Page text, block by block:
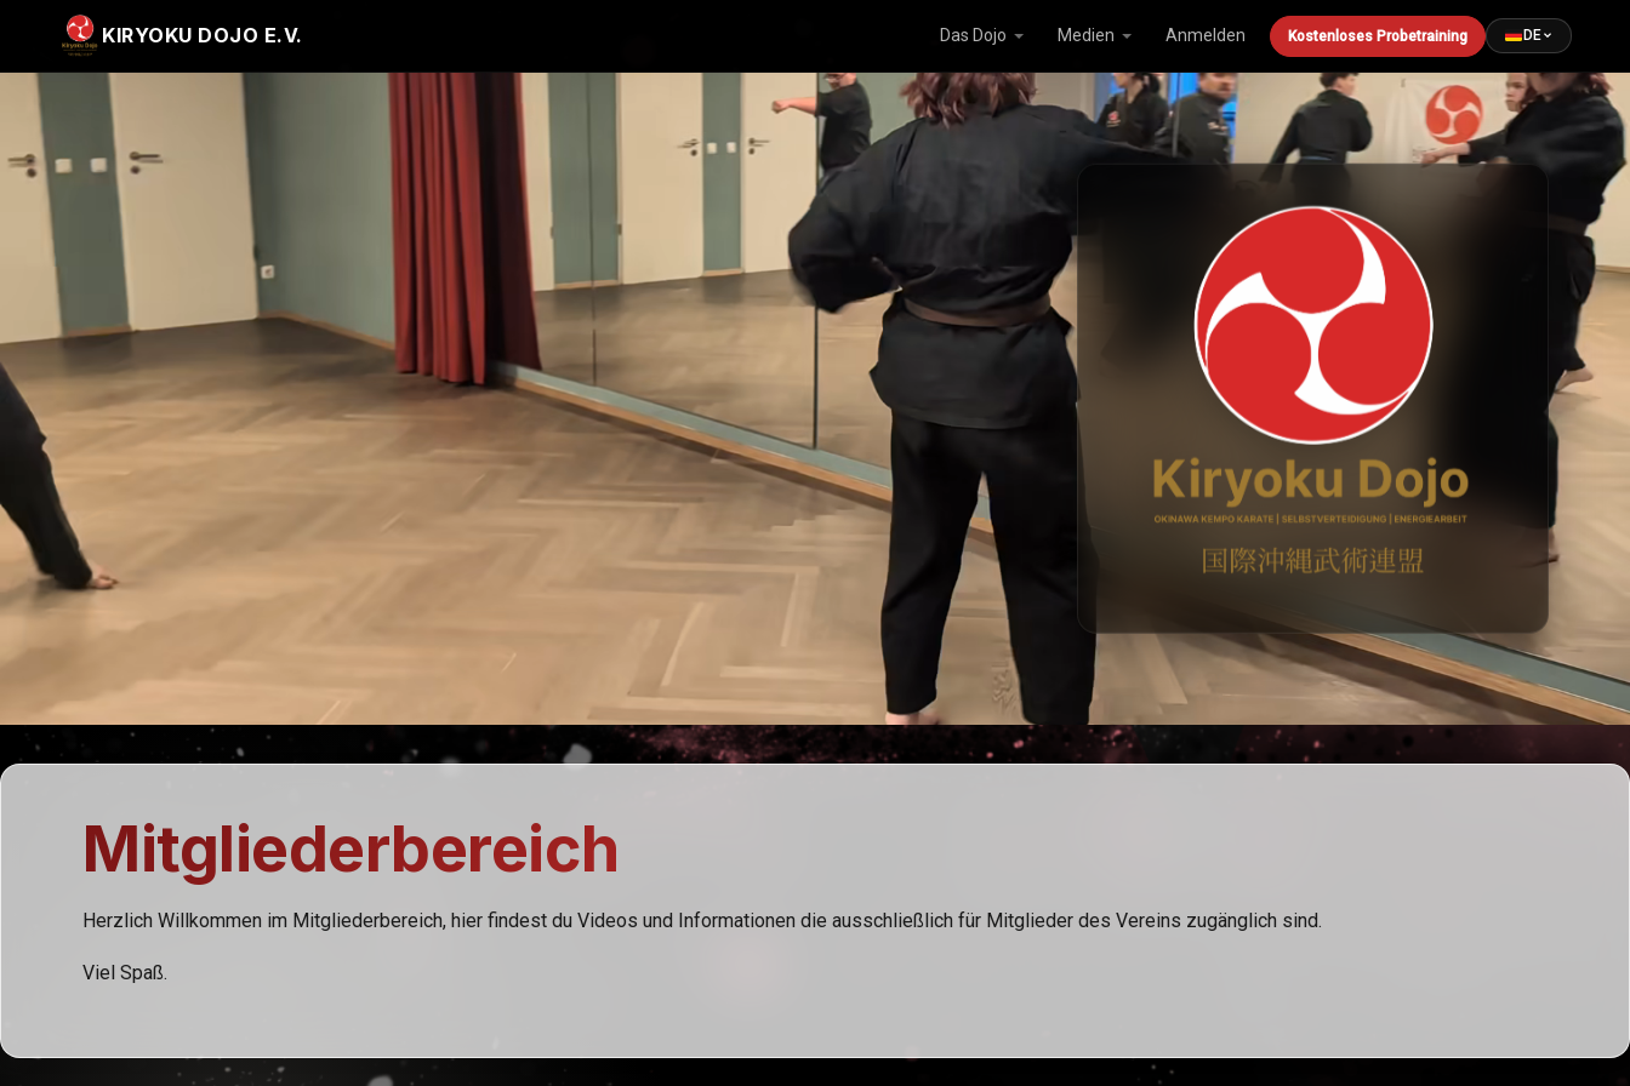
KIRYOKU DOJO E.V. Das Dojo Medien Anmelden Kostenloses Probetraining DE
Mitgliederbereich
Herzlich Willkommen im Mitgliederbereich, hier findest du Videos und Informationen die ausschließlich für Mitglieder des Vereins zugänglich sind.
Viel Spaß.